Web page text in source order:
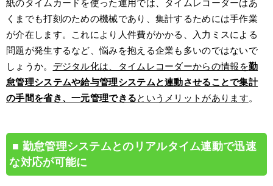
紙のタイムカードを使った運用では、タイムレコーダーはあ
くまでも打刻のための機械であり、集計するためには手作業
が介在します。これにより人件費がかかる、入力ミスによる
問題が発生するなど、悩みを抱える企業も多いのではないで
しょうか。 デジタル化は、タイムレコーダーからの情報を勤
怠管理システムや給与管理システムと連動させることで集計
の手間を省き、一元管理できるというメリットがあります。
勤怠管理システムとのリアルタイム連動で迅速
な対応が可能に